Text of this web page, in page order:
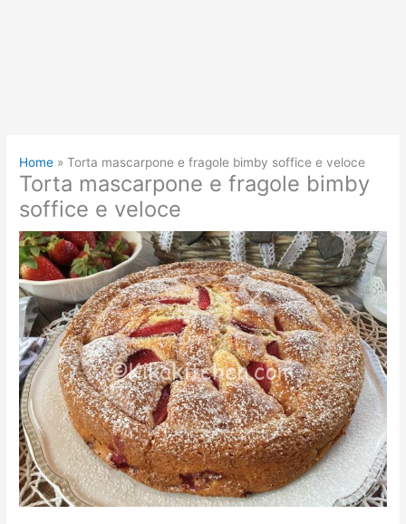
Home Torta mascarpone e fragole bimby soffice e veloce
Torta mascarpone e fragole bimby
soffice e veloce